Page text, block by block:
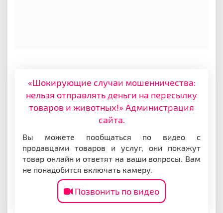
«Шокирующие случаи мошенничества:
нельзя отправлять деньги на пересылку
товаров и животных!» Администрация
сайта.
Вы можете пообщаться по видео с
продавцами товаров и услуг, они покажут
товар онлайн и ответят на ваши вопросы. Вам
не понадобится включать камеру.
Позвонить по видео